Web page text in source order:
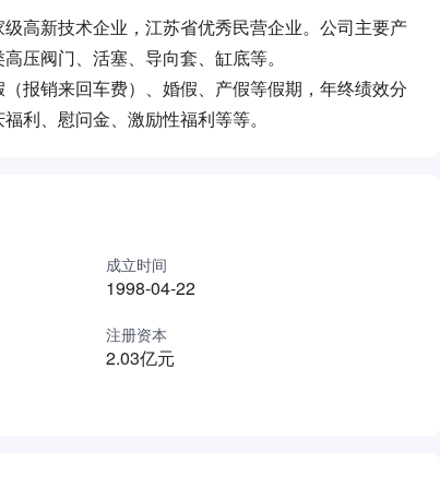
高新技术企业，江苏省优秀民营企业。公司主要产
压阀门、活塞、导向套、缸底等。
报销来回车费）、婚假、产假等假期，年终绩效分
利、慰问金、激励性福利等等。
成立时间
1998-04-22
注册资本
2.03亿元